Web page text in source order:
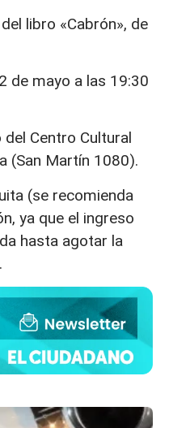
libro «Cabrón», de
de mayo a las 19:30
Centro Cultural
(San Martín 1080).
(se recomienda
ya que el ingreso
hasta agotar la